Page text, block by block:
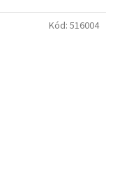
Kód: 516004